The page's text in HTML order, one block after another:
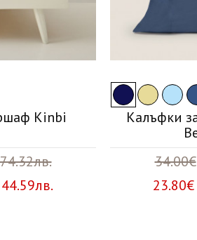
Kinbi
74.32лв.
Калъфки
34.00€